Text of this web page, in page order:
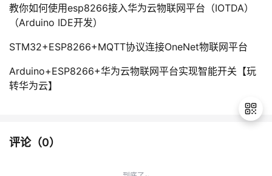
教你如何使用esp8266接入华为云物联网平台（IOTDA）
（Arduino IDE开发）
STM32+ESP8266+MQTT协议连接OneNet物联网平台
Arduino+ESP8266+华为云物联网平台实现智能开关【玩
转华为云】
评论（0）